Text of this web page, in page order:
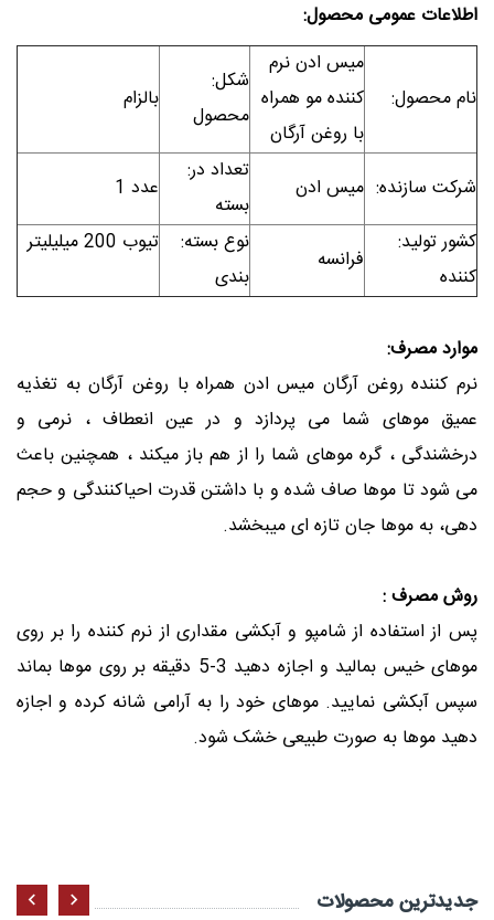
عمومی محصول:
:شکل
محصول
میس ادن نرم
کننده مو همراه
با روغن آرگان
محصول
1 عدد
:تعداد در
میس ادن سازنده
تیوب 200 میلیلیتر
:نوع بسته
فرانسه
:کشور تولید
مصرف:
کننده روغن آرگان میس ادن همراه با روغن آرگان به تغذیه
موهای شما می پردازد و در عین انعطاف ، نرمی و
، گره موهای شما را از هم باز میکند ، همچنین باعث
تا موها صاف شده و با داشتن قدرت احیاکنندگی و حجم
به موها جان تازه ای میبخشد.
مصرف :
استفاده از شامپو و آبکشی مقداری از نرم کننده را بر روی
موهای خیس بمالید و اجازه دهید 3-5 دقیقه بر روی موها بماند
آبکشی نمایید. موهای خود را به آرامی شانه کرده و اجازه
موها به صورت طبیعی خشک شود
محصولات